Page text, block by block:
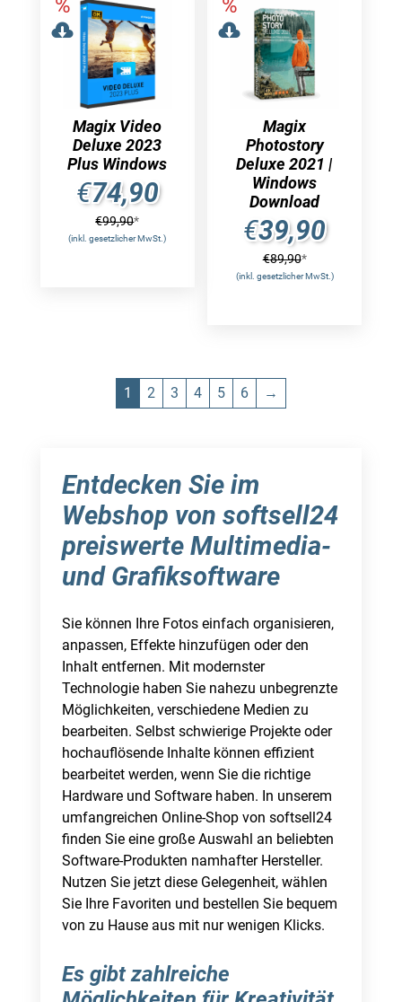
Magix Video
Deluxe 2023
Plus Windows
€74,90
€99,90*
(inkl. gesetzlicher MwSt.)
Magix
Photostory
Deluxe 2021 |
Windows
Download
€39,90
€89,90*
(inkl. gesetzlicher MwSt.)
1 2 3 4 5 6 →
Entdecken Sie im
Webshop von softsell24
preiswerte Multimedia-
und Grafiksoftware
Sie können Ihre Fotos einfach organisieren,
anpassen, Effekte hinzufügen oder den
Inhalt entfernen. Mit modernster
Technologie haben Sie nahezu unbegrenzte
Möglichkeiten, verschiedene Medien zu
bearbeiten. Selbst schwierige Projekte oder
hochauflösende Inhalte können effizient
bearbeitet werden, wenn Sie die richtige
Hardware und Software haben. In unserem
umfangreichen Online-Shop von softsell24
finden Sie eine große Auswahl an beliebten
Software-Produkten namhafter Hersteller.
Nutzen Sie jetzt diese Gelegenheit, wählen
Sie Ihre Favoriten und bestellen Sie bequem
von zu Hause aus mit nur wenigen Klicks.
Es gibt zahlreiche